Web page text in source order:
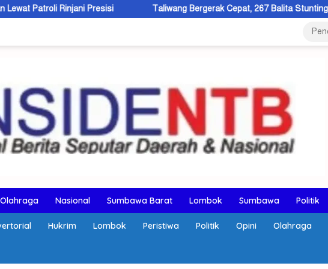
Taliwang Bergerak Cepat, 267 Balita Stunting Jadi Fokus Intervensi
Olahraga Nasional Sumbawa Barat Lombok Sumbawa Politik
Hukrim Lombok Peristiwa Politik Opini Olahraga